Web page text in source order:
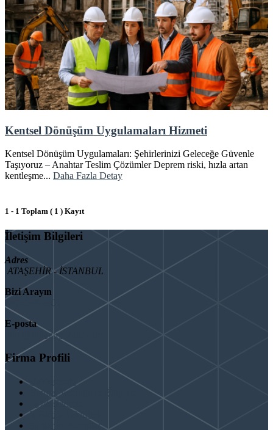
Kentsel Dönüşüm Uygulamaları Hizmeti
Kentsel Dönüşüm Uygulamaları: Şehirlerinizi Geleceğe Güvenle
Taşıyoruz – Anahtar Teslim Çözümler Deprem riski, hızla artan
kentleşme... Daha Fazla Detay
1 - 1 Toplam ( 1 ) Kayıt
İletişim Bilgileri
Adres
ATAŞEHİR - İSTANBUL
Bizi Arayın
E-posta
info@binaguclendir.com
Firma Profili
Hakkımızda
Hizmet Verdiğimiz Bölgeler
Paydaşlarımız
İş Birliği Teklifleri
Şartlar ve Koşullar